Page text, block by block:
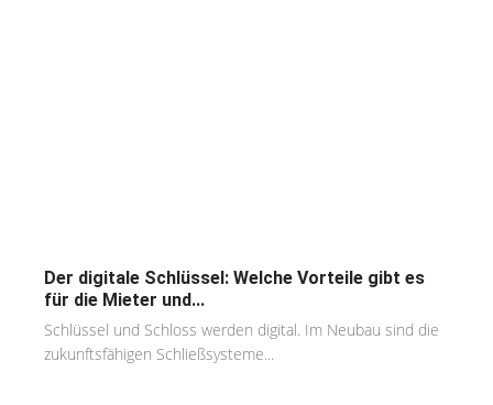
Der digitale Schlüssel: Welche Vorteile gibt es
für die Mieter und...
Schlüssel und Schloss werden digital. Im Neubau sind die
zukunftsfähigen Schließsysteme...